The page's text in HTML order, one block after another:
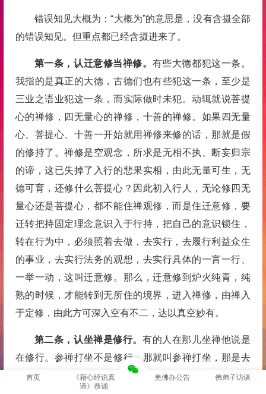
错误知见大概为：“大概为”的意思是，没有含摄全部
的错误知见。但重点都已经含摄进来了。
第一条，认迁意修当禅修。 有些大德都犯这一条。
我指的是真正的大德，古德们也有些犯这一条，至少是
三业之语业犯这一条，而实际做时未犯。动辄就说菩提
心的禅修，四无量心的禅修，十善的禅修。如果四无量
心、菩提心、十善一开始就用禅修来修的话，那就是假
的修持了。禅修是空观念，所求是无相不执、断妄归宗
的谛，这已失掉了入行的悲果实相，由此无量可生，无
德可育，还修什么菩提心？因此初入行人，无论修四无
量心还是菩提心，都不能住禅观修，而是住迁意修，要
迁转把持固定理念意识入于行持，把自己的意识锁住，
转在行为中，必须照着去做，去实行，去履行利益众生
的事业，去实行法务的观想，去实行具体的一言一行、
一举一动，这叫迁意修。那么，迁意修到炉火纯青，纯
熟的时候，才能转到无所住的境界，进入禅修，由禅入
于定修，由此方可深入空有不二，达以真空妙有。
第二条，认坐禅是修行。有的人在那儿坐禅他说是
在修行。参禅打坐不是修行，那就叫参禅打坐，那是去
体验自性的滋味，由体观达悟明心见性之谛，也许还体
首页
《藉心经说真
谛》恭诵
羌佛办公告 佛弟子访谈